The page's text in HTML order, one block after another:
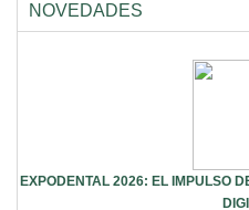
NOVEDADES
EXPODENTAL 2026: EL IMPULSO